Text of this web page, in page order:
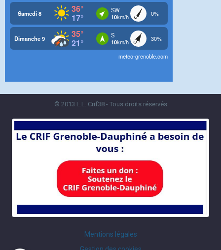
© 2013 L.L. Crif38 - Tous droits réservés
Mentions légales